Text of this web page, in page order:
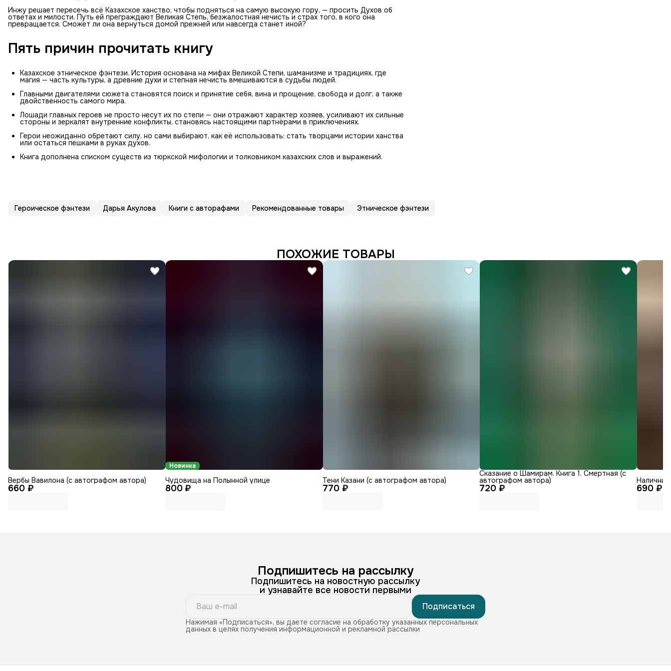
Инжу решает пересечь всё Казахское ханство, чтобы подняться на самую высокую гору, — просить Духов об
ответах и милости. Путь ей преграждают Великая Степь, безжалостная нечисть и страх того, в кого она
превращается. Сможет ли она вернуться домой прежней или навсегда станет иной?
Пять причин прочитать книгу
Казахское этническое фэнтези. История основана на мифах Великой Степи, шаманизме и традициях, где
магия — часть культуры, а древние духи и степная нечисть вмешиваются в судьбы людей.
Главными двигателями сюжета становятся поиск и принятие себя, вина и прощение, свобода и долг, а также
двойственность самого мира.
Лошади главных героев не просто несут их по степи — они отражают характер хозяев, усиливают их сильные
стороны и зеркалят внутренние конфликты, становясь настоящими партнёрами в приключениях.
Герои неожиданно обретают силу, но сами выбирают, как её использовать: стать творцами истории ханства
или остаться пешками в руках духов.
Книга дополнена списком существ из тюркской мифологии и толковником казахских слов и выражений.
Героическое фэнтези Дарья Акулова Книги с авторафами Рекомендованные товары Этническое фэнтези
ПОХОЖИЕ ТОВАРЫ
660 ₽
Вербы Вавилона (с автографом автора)
Новинка
800 ₽
Чудовища на Полынной улице
770 ₽
Тени Казани (с автографом автора)
720 ₽
Сказание о Шамирам. Книга 1. Смертная (с
автографом автора)
690 ₽
Подпишитесь на рассылку
Подпишитесь на новостную рассылку
и узнавайте все новости первыми
Подписаться
Нажимая «Подписаться», вы даете согласие на обработку указанных персональных
данных в целях получения информационной и рекламной рассылки